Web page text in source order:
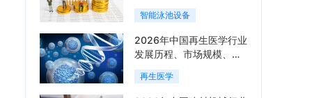
朝着系统集成、绿色节能
方向迭代「图」
智能泳池设备
2026年中国再生医学行业
发展历程、市场规模、相
关政策、产业链、竞争格
局及发展潜力分析「图」
再生医学